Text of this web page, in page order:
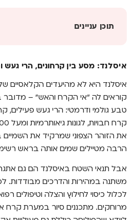
תוכן עניינים
דרום אפריקה: טבע פראי, ספארי
עוצרי נשימה
יפן: בין מקדשים עתיקים
ניו זילנד: הרפתקאות בקצה
ארצות הברית: משופינג בניו
חוצה מדינות
מה חשוב לבדוק בביטוח
איך בוחרים נכון ביטוח נסיעות
איסלנד: מסע בין קרחונים, הרי געש
איסלנד היא לא מהיעדים הקלאסיים
קוראים לה "אי הקרח והאש" – מדובר
טבע גולמי ודרמטי: הרי געש פעילים,
את הזוהר הצפוני שמרקיד את השמיים
הרבה מטיילים שמים אותה בראש
אבל תנאי השטח באיסלנד הם גם אתגר
משתנה במהירות והדרכים מבודדות.
לכלול כיסוי לחילוץ והצלה וטיפולים
מרוחקים. מתכננים סיור במערת קרח